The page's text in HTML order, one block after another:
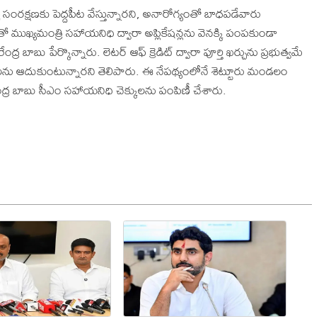
పెద్దపీట వేస్తున్నారని, అనారోగ్యంతో బాధపడేవారు
ముఖ్యమంత్రి సహాయనిధి ద్వారా అప్లికేషన్లను వెనక్కి పంపకుండా
బాబు పేర్కొన్నారు. లెటర్ ఆఫ్ క్రెడిట్ ద్వారా పూర్తి ఖర్చును ప్రభుత్వమే
ఆదుకుంటున్నారని తెలిపారు. ఈ నేపథ్యంలోనే శెట్టూరు మండలం
బాబు సీఎం సహాయనిధి చెక్కులను పంపిణీ చేశారు.